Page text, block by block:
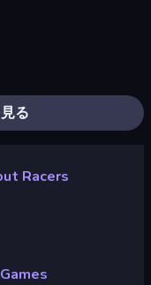
る
Racers